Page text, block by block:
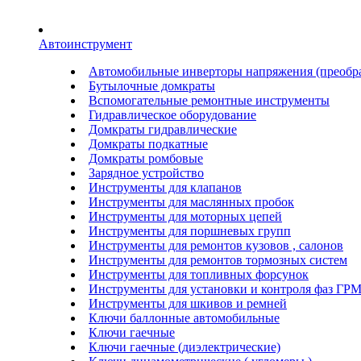
Автоинструмент
Автомобильные инверторы напряжения
Бутылочные домкраты
Вспомогательные ремонтные инструменты
Гидравлическое оборудование
Домкраты гидравлические
Домкраты подкатные
Домкраты ромбовые
Зарядное устройство
Инструменты для клапанов
Инструменты для маслянных пробок
Инструменты для моторных цепей
Инструменты для поршневых групп
Инструменты для ремонтов кузовов , салонов
Инструменты для ремонтов тормозных систем
Инструменты для топливных форсунок
Инструменты для установки и контроля фаз ГРМ
Инструменты для шкивов и ремней
Ключи баллонные автомобильные
Ключи гаечные
Ключи гаечные (диэлектрические)